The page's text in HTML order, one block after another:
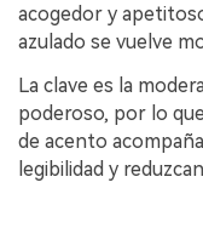
acogedor y
azulado se vuelve
La clave es la
poderoso, por lo
de acento
legibilidad y